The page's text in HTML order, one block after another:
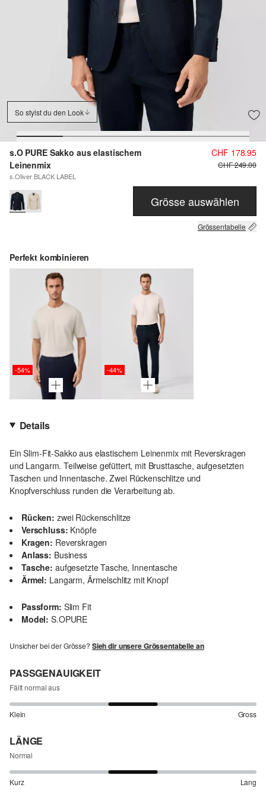
So stylst du den Look
s.O PURE Sakko aus elastischem
Leinenmix
s.Oliver BLACK LABEL
CHF 178.95
CHF 249.00
Grösse auswählen
Grössentabelle
Perfekt kombinieren
-54% -44%
Details
Ein Slim-Fit-Sakko aus elastischem Leinenmix mit Reverskragen
und Langarm. Teilweise gefüttert, mit Brusttasche, aufgesetzten
Taschen und Innentasche. Zwei Rückenschlitze und
Knopfverschluss runden die Verarbeitung ab.
Rücken: zwei Rückenschlitze
Verschluss: Knöpfe
Kragen: Reverskragen
Anlass: Business
Tasche: aufgesetzte Tasche, Innentasche
Ärmel: Langarm, Ärmelschlitz mit Knopf
Passform: Slim Fit
Model: S.OPURE
Unsicher bei der Grösse? Sieh dir unsere Grössentabelle an
PASSGENAUIGKEIT
Fällt normal aus
Klein Gross
LÄNGE
Normal
Kurz Lang